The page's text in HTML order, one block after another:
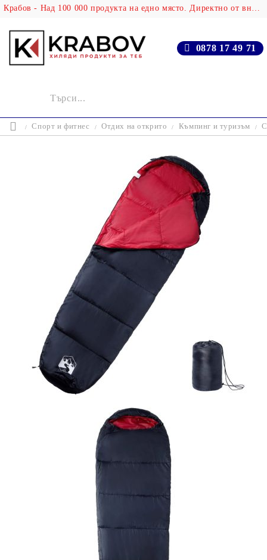
Крабов - Над 100 000 продукта на едно място. Директно от вносителя!
0878 17 49 71
Спорт и фитнес Отдих на открито Къмпинг и туризъм